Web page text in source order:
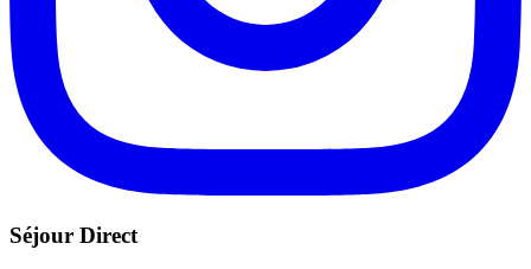
Séjour Direct